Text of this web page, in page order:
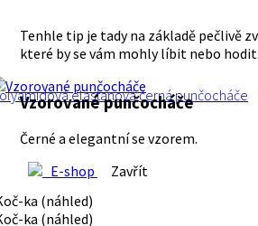
Tenhle tip je tady na základě pečlivě
které by se vám mohly líbit nebo hodit.
elastanováčerná punčocháče
Vzorované punčocháče
Černé a elegantní se vzorem.
E-shop
Zavřít